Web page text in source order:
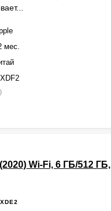
мес.
Wi-Fi, 6 ГБ/512 ГБ,